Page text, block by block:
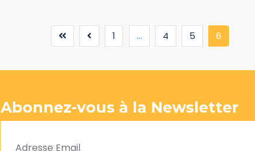
1 ... 4 5 6(current)
Abonnez-vous à la Newsletter